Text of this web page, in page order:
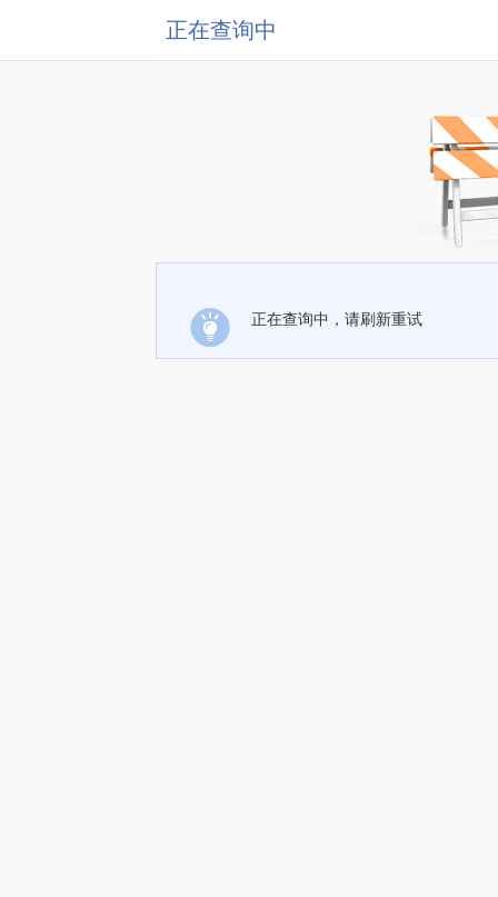
正在查询中
正在查询中，请刷新重试